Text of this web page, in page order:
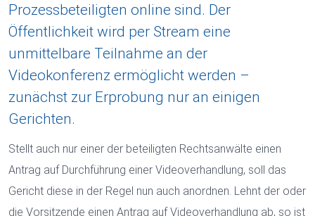
Prozessbeteiligten online sind. Der
Öffentlichkeit wird per Stream eine
unmittelbare Teilnahme an der
Videokonferenz ermöglicht werden –
zunächst zur Erprobung nur an einigen
Gerichten.
Stellt auch nur einer der beteiligten Rechtsanwälte einen
Antrag auf Durchführung einer Videoverhandlung, soll das
Gericht diese in der Regel nun auch anordnen. Lehnt der oder
die Vorsitzende einen Antrag auf Videoverhandlung ab, so ist